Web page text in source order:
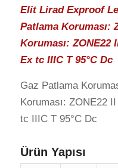
Elit Lirad Exproof
Patlama Koruması:
Koruması: ZONE22
Ex tc IIIC T 95°C Dc
Gaz Patlama
Koruması: ZONE22
tc IIIC T 95°C Dc
Ürün Yapısı